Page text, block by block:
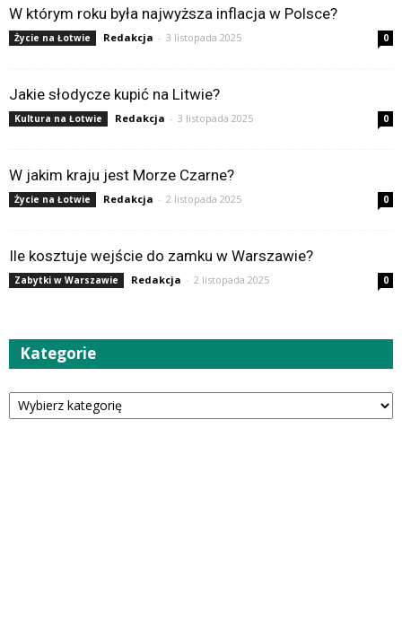
W którym roku była najwyższa inflacja w Polsce?
Życie na Łotwie Redakcja - 3 listopada 2025 0
Jakie słodycze kupić na Litwie?
Kultura na Łotwie Redakcja - 3 listopada 2025 0
W jakim kraju jest Morze Czarne?
Życie na Łotwie Redakcja - 2 listopada 2025 0
Ile kosztuje wejście do zamku w Warszawie?
Zabytki w Warszawie Redakcja - 2 listopada 2025 0
Kategorie
Kategorie